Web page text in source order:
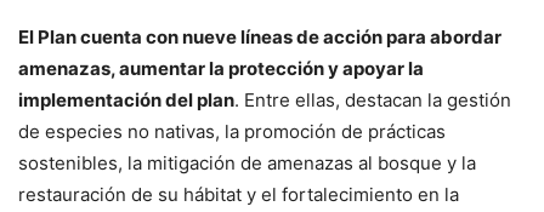
El Plan cuenta con nueve líneas de acción para abordar
amenazas, aumentar la protección y apoyar la
implementación del plan. Entre ellas, destacan la gestión
de especies no nativas, la promoción de prácticas
sostenibles, la mitigación de amenazas al bosque y la
restauración de su hábitat y el fortalecimiento en la